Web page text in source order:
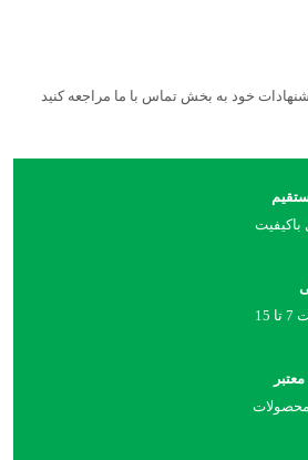
خود به بخش تماس با ما مراجعه کنید
15